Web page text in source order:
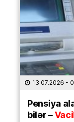
13.07.2026 -
Pensiya
bilər –